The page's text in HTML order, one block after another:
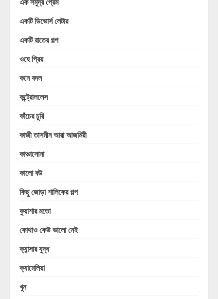
একটি ডিভোর্স লেটার
একটি রাতের গল্প
ওহে প্রিয়
কনে বদল
কন্ট্রোললেস
কাঁচের চুরি
কাজী তাসমীন আরা আজমিরী
কাঞ্চাসোনা
কালো বউ
কিছু জোড়া শালিকের গল্প
কুয়াশার মতো
কোথাও কেউ ভালো নেই
ক্যান্সার যুদ্ধ
ক্যামেলিয়া
খুন